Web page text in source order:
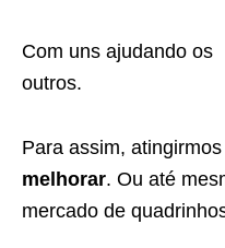
Com uns ajudando os
outros.
Para assim,
melhorar. Ou até
mercado de